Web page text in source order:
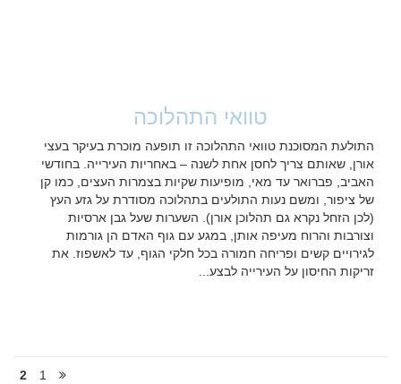
טוואי התהלוכה
התולעת המסוכנת טוואי התהלוכה זו תופעה מוכרת בעיקר בעצי
אורן, שאותם צריך לחסן אחת לשנה – באחריות העירייה. בחודשי
האביב, פברואר עד מאי, מופיעות שקיות בצמרות העצים, כמו קן
של ציפור, ומשם נעות התולעים בתהלוכה מסודרת על גזע העץ
(לכן הזחל נקרא גם תהלוכן אורן). השערות שעל גבן ארסיות
וצורבות והרוח מעיפה אותן, במגע עם גוף האדם הן גורמות
לגירויים קשים ופריחה חמורה בכל חלקי הגוף, עד לאשפוז. את
זריקות החיסון על העירייה לבצע...
1
2